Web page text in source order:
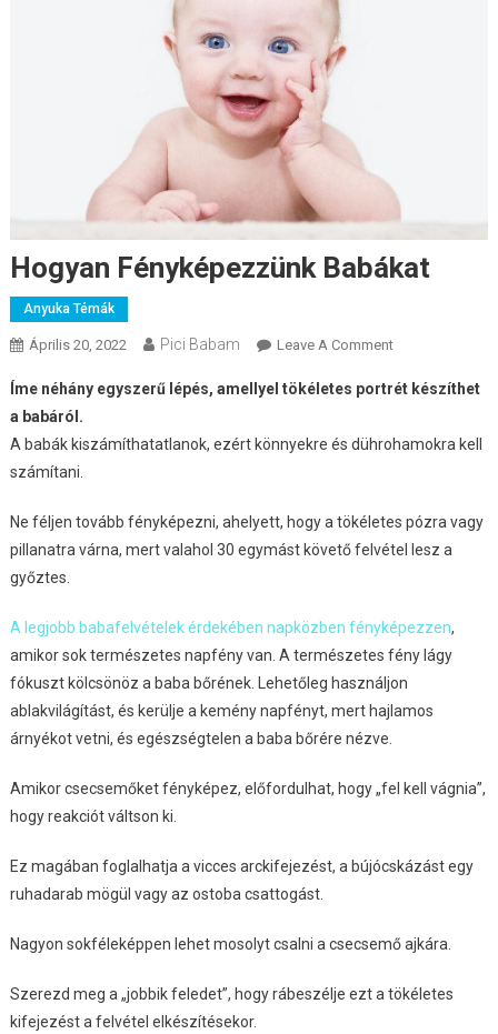
Hogyan Fényképezzünk Babákat
Anyuka Témák
Április 20, 2022 Pici Babam Leave A CommentOn
Fényképezzünk
Íme néhány egyszerű lépés, amellyel tökéletes portrét készíthet
a babáról.
A babák kiszámíthatatlanok, ezért könnyekre és dührohamokra kell
számítani.
Ne féljen tovább fényképezni, ahelyett, hogy a tökéletes pózra vagy
pillanatra várna, mert valahol 30 egymást követő felvétel lesz a
győztes.
A legjobb babafelvételek érdekében napközben fényképezzen,
amikor sok természetes napfény van. A természetes fény lágy
fókuszt kölcsönöz a baba bőrének. Lehetőleg használjon
ablakvilágítást, és kerülje a kemény napfényt, mert hajlamos
árnyékot vetni, és egészségtelen a baba bőrére nézve.
Amikor csecsemőket fényképez, előfordulhat, hogy „fel kell vágnia”,
hogy reakciót váltson ki.
Ez magában foglalhatja a vicces arckifejezést, a bújócskázást egy
ruhadarab mögül vagy az ostoba csattogást.
Nagyon sokféleképpen lehet mosolyt csalni a csecsemő ajkára.
Szerezd meg a „jobbik feledet”, hogy rábeszélje ezt a tökéletes
kifejezést a felvétel elkészítésekor.